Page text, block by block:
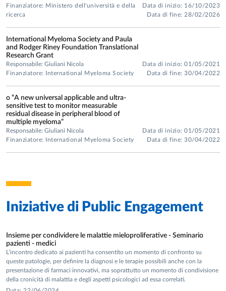
unveiled by liquid biopsy “ in the 2022.
Principal Investigator
of the Grant of the “Associazione
Italiana Ricerca sul Cancro” (AIRC), Grant application
IG2009 for a project entitled “Bone cell alterations in
multiple myeloma patients and effects of new drugs”.
Group Leaderof the Grant AIRC 5/1000 Special
Program Molecular Clinical Oncology, in 2010, with a
cell/microenvironment cross talk to treat mature B-cell
tumours”. (Cord. Prof. Caligaris Cappio).
Principal Investigator o
f the Grant of the “Associazione
Italiana Ricerca sul Cancro” (AIRC), Grant application
IG2014 for a project entitled “HYPOXIC NICHE AS A
Principal Investigator
“Associazione Italiana Ricerca sul Cancro” (AIRC) for a
project entitled "Glutamine metabolism for targeting
Principal Investigatorof the “Ministero della salute
Ricerca Finalizzata 2016”, for the Italian researcher
abroad project entitled "IDENTIFICATION AND
VALIDATION OF CRITICAL 1q21 ACHILLE’S HEEL
VULNERABILITIES IN MULTIPLE MYELOMA
Finanziatore: Ministero dell'università e della
ricerca
Data di inizio: 16/10/2023
Data di fine: 28/02/2026
International Myeloma Society and Paula
and Rodger Riney Foundation Translational
Research Grant
Responsabile: Giuliani Nicola
Finanziatore: International Myeloma Society
Data di inizio: 01/05/2021
Data di fine: 30/04/2022
o “A new universal applicable and ultra-
sensitive test to monitor measurable
residual disease in peripheral blood of
multiple myeloma”
Responsabile: Giuliani Nicola
Finanziatore: International Myeloma Society
Data di inizio: 01/05/2021
Data di fine: 30/04/2022
Iniziative di Public Engagement
Insieme per condividere le malattie mieloproliferative - Seminario
pazienti - medici
L’incontro dedicato ai pazienti ha consentito un momento di confronto su
queste patologie, per definire la diagnosi e le terapie possibili anche con la
presentazione di farmaci innovativi, ma soprattutto un momento di condivisione
della cronicità di malattia e degli aspetti psicologici ad essa correlati.